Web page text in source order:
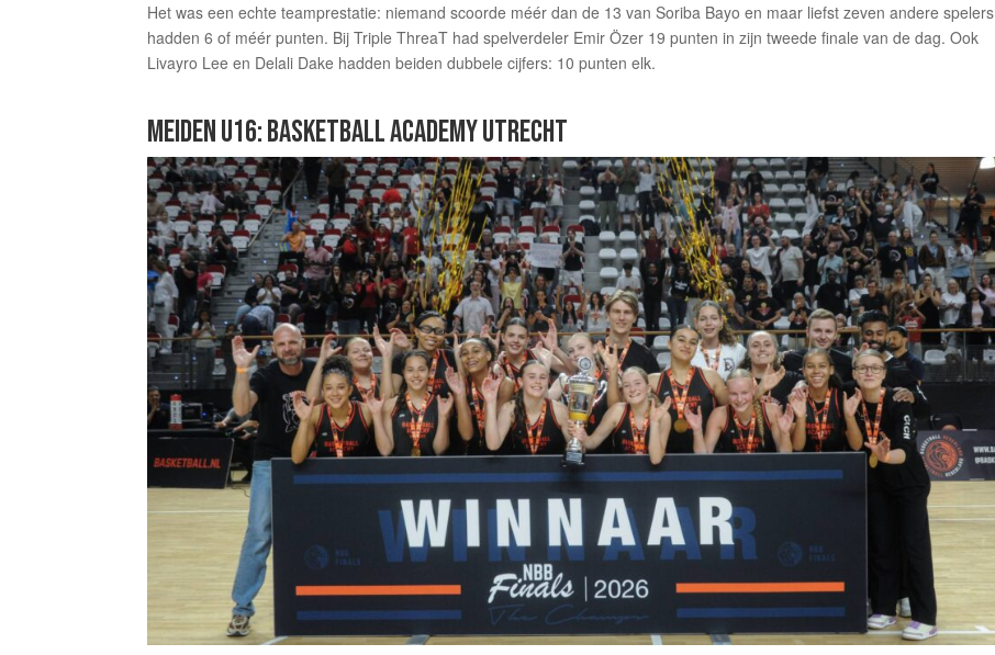
Het was een echte teamprestatie: niemand scoorde méér dan de 13 van Soriba Bayo en maar liefst zeven andere spelers
hadden 6 of méér punten. Bij Triple ThreaT had spelverdeler Emir Özer 19 punten in zijn tweede finale van de dag. Ook
Livayro Lee en Delali Dake hadden beiden dubbele cijfers: 10 punten elk.
MEIDEN U16: BASKETBALL ACADEMY UTRECHT